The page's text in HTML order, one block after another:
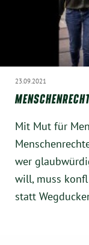
23.09.2021
Mit Mut für
wer
will, muss
statt